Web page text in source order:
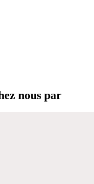
nous par